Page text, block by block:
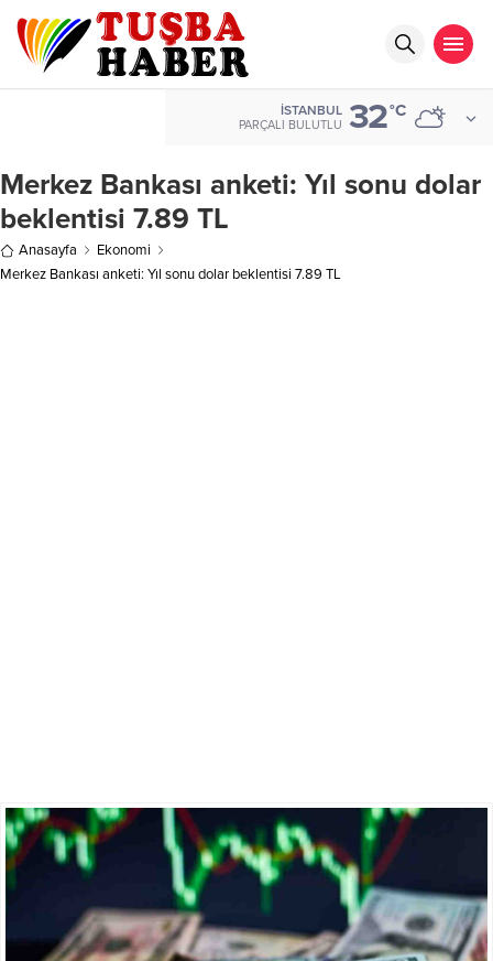
İSTANBUL
PARÇALI BULUTLU 32°C
Merkez Bankası anketi: Yıl sonu dolar
beklentisi 7.89 TL
Anasayfa
Ekonomi
Merkez Bankası anketi: Yıl sonu dolar beklentisi 7.89 TL